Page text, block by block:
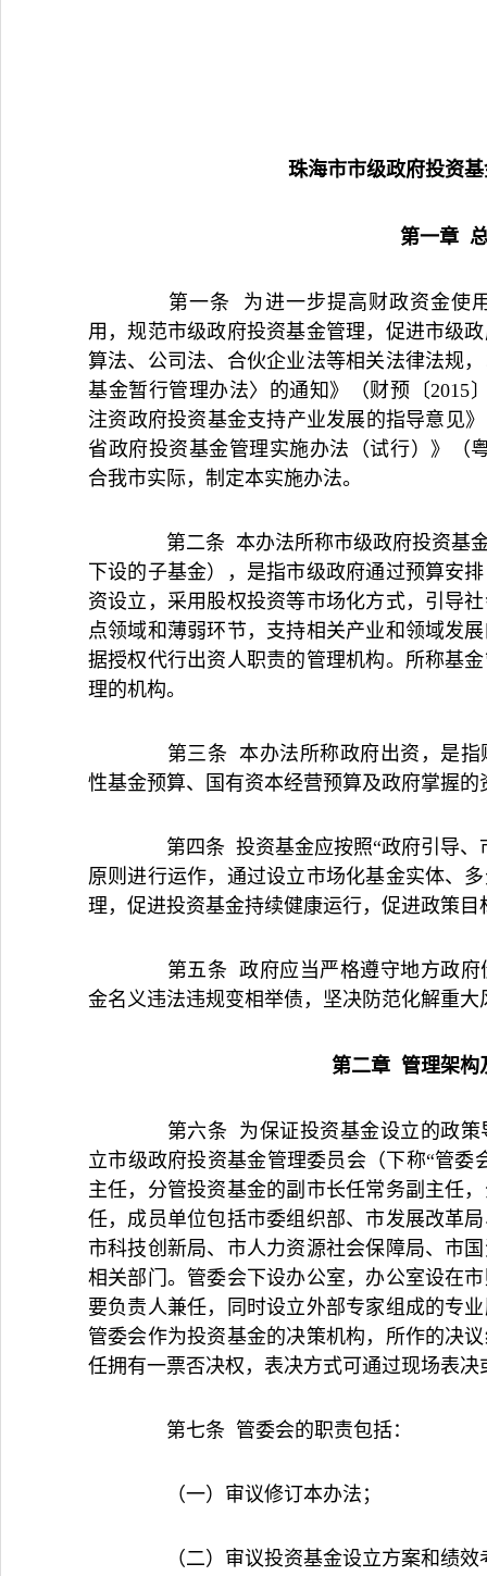
珠海市市级政府投资
第一章
第一条 为进一步提高财政资金使用
用，规范市级政府投资基金管理，促进市级
算法、公司法、合伙企业法等相关法律法规
基金暂行管理办法〉的通知》（财预〔2015
注资政府投资基金支持产业发展的指导意见
省政府投资基金管理实施办法（试行）》（
合我市实际，制定本实施办法。
第二条 本办法所称市级政府投资基金
下设的子基金），是指市级政府通过预算安
资设立，采用股权投资等市场化方式，引导
点领域和薄弱环节，支持相关产业和领域发
据授权代行出资人职责的管理机构。所称基
理的机构。
第三条 本办法所称政府出资，是指
性基金预算、国有资本经营预算及政府掌握
第四条 投资基金应按照“政府引导、
原则进行运作，通过设立市场化基金实体、
理，促进投资基金持续健康运行，促进政策目
第五条 政府应当严格遵守地方政府
金名义违法违规变相举债，坚决防范化解重大
第二章 管理架构
第六条 为保证投资基金设立的政策
立市级政府投资基金管理委员会（下称“管委
主任，分管投资基金的副市长任常务副主任
任，成员单位包括市委组织部、市发展改革
市科技创新局、市人力资源社会保障局、市
相关部门。管委会下设办公室，办公室设在
要负责人兼任，同时设立外部专家组成的专
管委会作为投资基金的决策机构，所作的决
任拥有一票否决权，表决方式可通过现场表决
第七条 管委会的职责包括：
（一）审议修订本办法；
（二）审议投资基金设立方案和绩效